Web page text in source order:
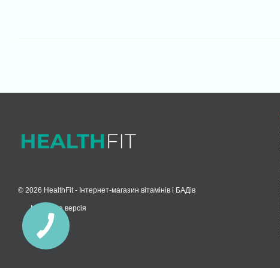
© 2026 HealthFit - Інтернет-магазин вітамінів і БАДів
Мобільна версія